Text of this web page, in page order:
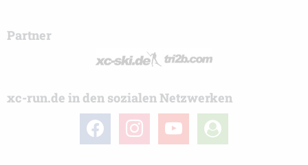
Partner
xc-run.de in den sozialen Netzwerken
facebook instagramyoutube
user-
circle